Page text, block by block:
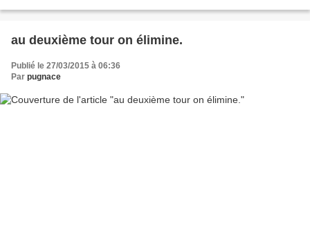
au deuxième tour on élimine.
Publié le 27/03/2015 à 06:36
Par pugnace